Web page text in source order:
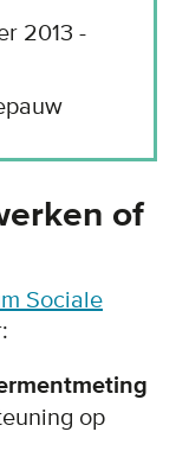
2013 -
of
Sociale
op